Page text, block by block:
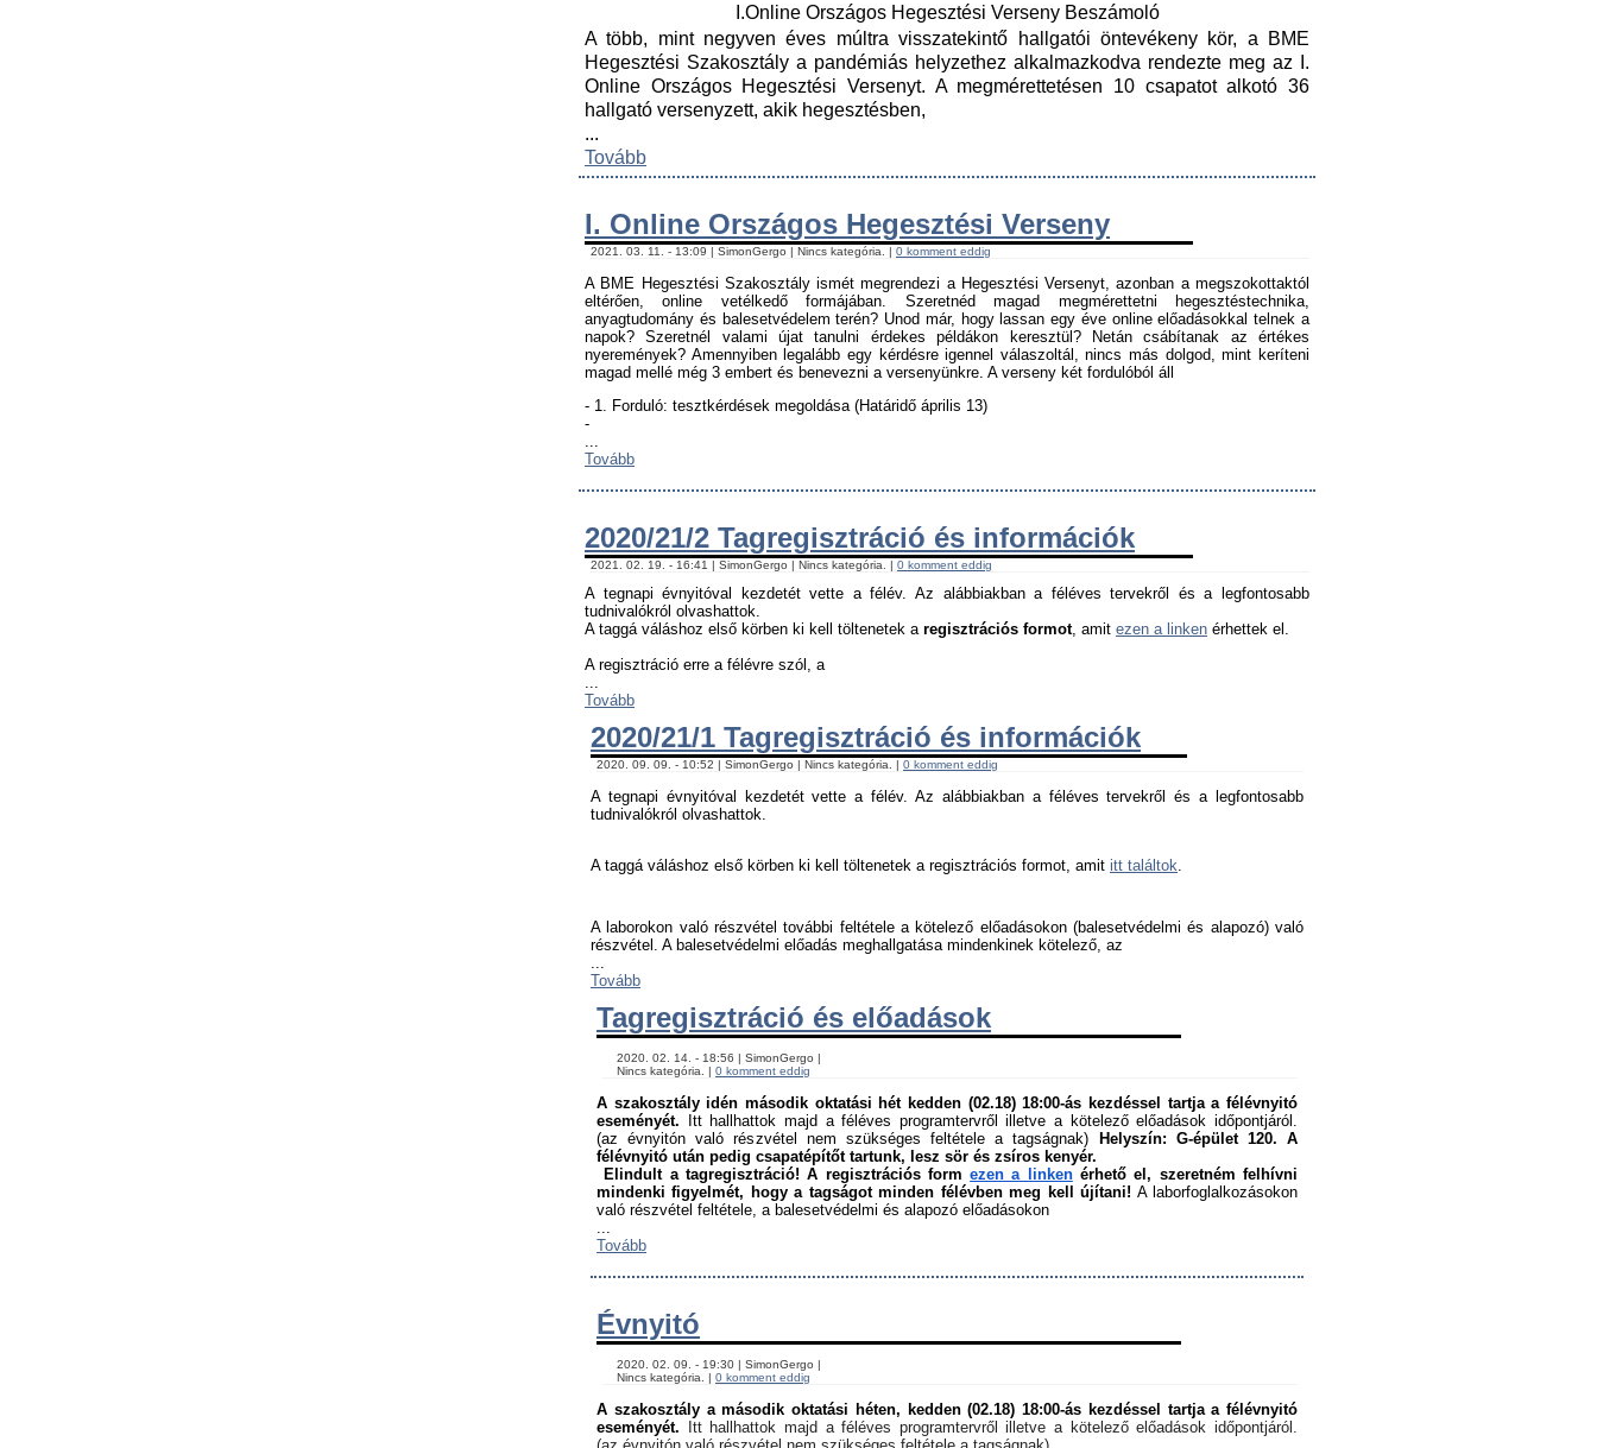
I.Online Országos Hegesztési Verseny Beszámoló
A több, mint negyven éves múltra visszatekintő hallgatói öntevékeny kör, a BME
Hegesztési Szakosztály a pandémiás helyzethez alkalmazkodva rendezte meg az I.
Online Országos Hegesztési Versenyt. A megmérettetésen 10 csapatot alkotó 36
hallgató versenyzett, akik hegesztésben,
...
Tovább
I. Online Országos Hegesztési Verseny
2021. 03. 11. - 13:09 | SimonGergo | Nincs kategória. | 0 komment eddig
A BME Hegesztési Szakosztály ismét megrendezi a Hegesztési Versenyt, azonban a megszokottaktól
eltérően, online vetélkedő formájában. Szeretnéd magad megmérettetni hegesztéstechnika,
anyagtudomány és balesetvédelem terén? Unod már, hogy lassan egy éve online előadásokkal telnek a
napok? Szeretnél valami újat tanulni érdekes példákon keresztül? Netán csábítanak az értékes
nyeremények? Amennyiben legalább egy kérdésre igennel válaszoltál, nincs más dolgod, mint keríteni
magad mellé még 3 embert és benevezni a versenyünkre. A verseny két fordulóból áll
- 1. Forduló: tesztkérdések megoldása (Határidő április 13)
-
...
Tovább
2020/21/2 Tagregisztráció és információk
2021. 02. 19. - 16:41 | SimonGergo | Nincs kategória. | 0 komment eddig
A tegnapi évnyitóval kezdetét vette a félév. Az alábbiakban a féléves tervekről és a legfontosabb
tudnivalókról olvashattok.
A taggá váláshoz első körben ki kell töltenetek a regisztrációs formot, amit ezen a linken érhettek el.
A regisztráció erre a félévre szól, a
...
Tovább
2020/21/1 Tagregisztráció és információk
2020. 09. 09. - 10:52 | SimonGergo | Nincs kategória. | 0 komment eddig
A tegnapi évnyitóval kezdetét vette a félév. Az alábbiakban a féléves tervekről és a legfontosabb
tudnivalókról olvashattok.
A taggá váláshoz első körben ki kell töltenetek a regisztrációs formot, amit itt találtok.
A laborokon való részvétel további feltétele a kötelező előadásokon (balesetvédelmi és alapozó) való
részvétel. A balesetvédelmi előadás meghallgatása mindenkinek kötelező, az ﻿
Tovább
Tagregisztráció és előadások
    Nincs kategória. |
0 komment eddig
A szakosztály idén második oktatási hét kedden (02.18) 18:00-ás kezdéssel tartja a félévnyitó
eseményét. Itt hallhattok majd a féléves programtervről illetve a kötelező előadások időpontjáról.
(az évnyitón való részvétel nem szükséges feltétele a tagságnak) Helyszín: G-épület 120.
A
félévnyitó után pedig csapatépítőt tartunk, lesz sör és zsíros kenyér.
Elindult a tagregisztráció! A regisztrációs form ezen a linken érhető el, szeretném felhívni
mindenki figyelmét, hogy a tagságot minden félévben meg kell újítani! A laborfoglalkozásokon
való részvétel feltétele, a balesetvédelmi és alapozó előadásokon ﻿
Tovább
Évnyitó
    Nincs kategória. |
0 komment eddig
A szakosztály a második oktatási héten, kedden (02.18) 18:00-ás kezdéssel tartja a félévnyitó
eseményét. Itt hallhattok majd a féléves programtervről illetve a kötelező előadások időpontjáról.
(az évnyitón való részvétel nem szükséges feltétele a tagságnak)